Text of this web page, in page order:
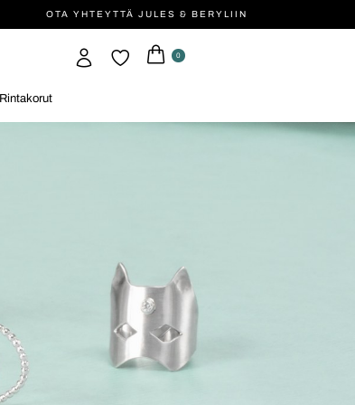
OTA YHTEYTTÄ JULES & BERYLIIN
0
Rintakorut